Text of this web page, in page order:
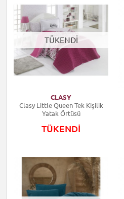
TÜKENDİ
CLASY
Clasy Little Queen Tek Kişilik
Yatak Örtüsü
TÜKENDİ